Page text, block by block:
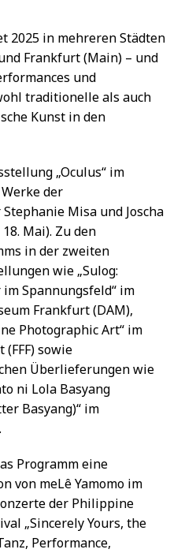
2025 in mehreren Städten
Frankfurt (Main) – und
und
traditionelle als auch
Kunst in den
„Oculus“ im
der
Misa und Joscha
Mai). Zu den
in der zweiten
wie „Sulog:
Spannungsfeld“ im
Frankfurt (DAM),
Photographic Art“ im
sowie
Überlieferungen wie
ni Lola Basyang
Basyang)“ im
Programm eine
von meLê Yamomo im
der Philippine
„Sincerely Yours, the
Performance,